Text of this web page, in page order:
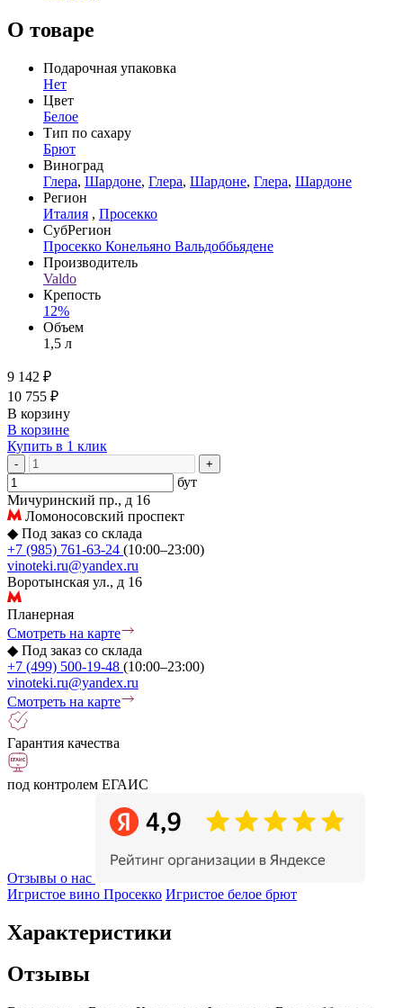
О товаре
Подарочная упаковка
Нет
Цвет
Белое
Тип по сахару
Брют
Виноград
Глера, Шардоне, Глера, Шардоне, Глера, Шардоне
Регион
Италия , Просекко
СубРегион
Просекко Конельяно Вальдоббьядене
Производитель
Valdo
Крепость
12%
Объем
1,5 л
9 142 ₽
10 755 ₽
В корзину
В корзине
Купить в 1 клик
- +
бут
Мичуринский пр., д 16
Ломоносовский проспект
◆ Под заказ со склада
+7 (985) 761-63-24 (10:00–23:00)
vinoteki.ru@yandex.ru
Воротынская ул., д 16
Планерная
Смотреть на карте
◆ Под заказ со склада
+7 (499) 500-19-48 (10:00–23:00)
vinoteki.ru@yandex.ru
Смотреть на карте
Гарантия качества
под контролем ЕГАИС
Отзывы о нас
Игристое вино Просекко Игристое белое брют
Характеристики
Отзывы